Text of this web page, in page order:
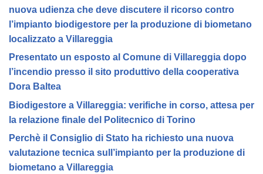
nuova udienza che deve discutere il ricorso contro
l’impianto biodigestore per la produzione di biometano
localizzato a Villareggia
Presentato un esposto al Comune di Villareggia dopo
l’incendio presso il sito produttivo della cooperativa
Dora Baltea
Biodigestore a Villareggia: verifiche in corso, attesa per
la relazione finale del Politecnico di Torino
Perchè il Consiglio di Stato ha richiesto una nuova
valutazione tecnica sull’impianto per la produzione di
biometano a Villareggia